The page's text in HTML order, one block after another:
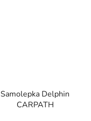
Samolepka Delphin
CARPATH